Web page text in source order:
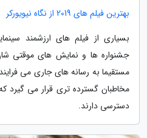
بهترین فیلم های 2019 از نگاه نیویورکر
بسیاری از فیلم های ارزشمند
جشنواره ها و نمایش های موقتی
مستقیما به رسانه های جاری می
مخاطبان گسترده تری قرار می گیرد
دسترسی دارند.